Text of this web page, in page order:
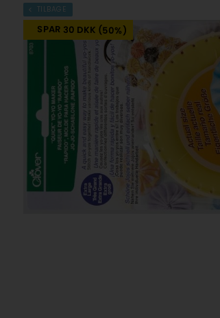
TILBAGE
SPAR 30 DKK (50%)